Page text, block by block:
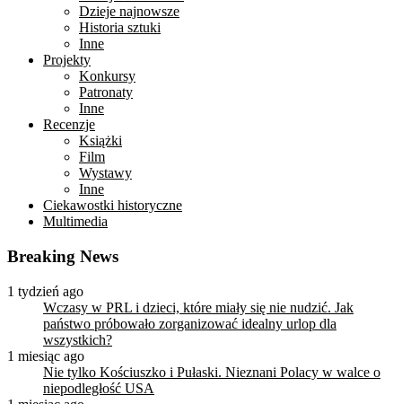
Dzieje najnowsze
Historia sztuki
Inne
Projekty
Konkursy
Patronaty
Inne
Recenzje
Książki
Film
Wystawy
Inne
Ciekawostki historyczne
Multimedia
Breaking News
1 tydzień ago
Wczasy w PRL i dzieci, które miały się nie nudzić. Jak
państwo próbowało zorganizować idealny urlop dla
wszystkich?
1 miesiąc ago
Nie tylko Kościuszko i Pułaski. Nieznani Polacy w walce o
niepodległość USA